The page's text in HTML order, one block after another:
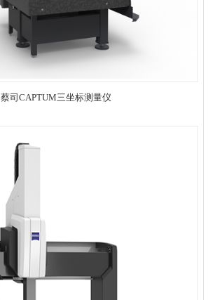
蔡司CAPTUM三坐标测量仪